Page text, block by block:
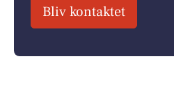
Bliv kontaktet